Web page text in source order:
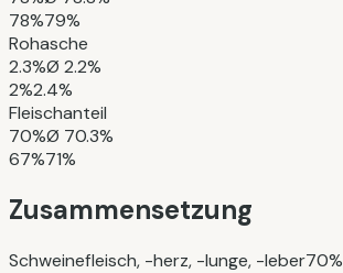
78%79%
Rohasche
2.3%Ø 2.2%
2%2.4%
Fleischanteil
70%Ø 70.3%
67%71%
Zusammensetzung
Schweinefleisch, -herz, -lunge, -leber70%